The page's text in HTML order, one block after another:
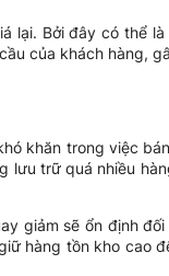
lại. Bởi đây có thể
của khách hàng,
khăn trong việc
lưu trữ quá nhiều
giảm sẽ ổn định
hàng tồn kho cao